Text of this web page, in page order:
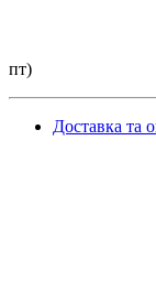
пт)
Доставка та